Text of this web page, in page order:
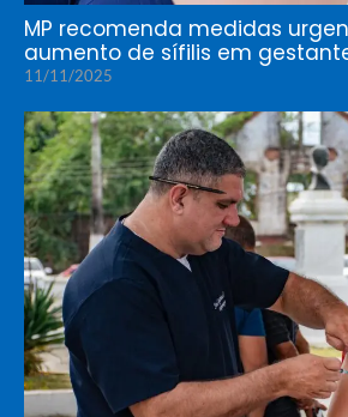
MP recomenda medidas
aumento de sífilis em
11/11/2025